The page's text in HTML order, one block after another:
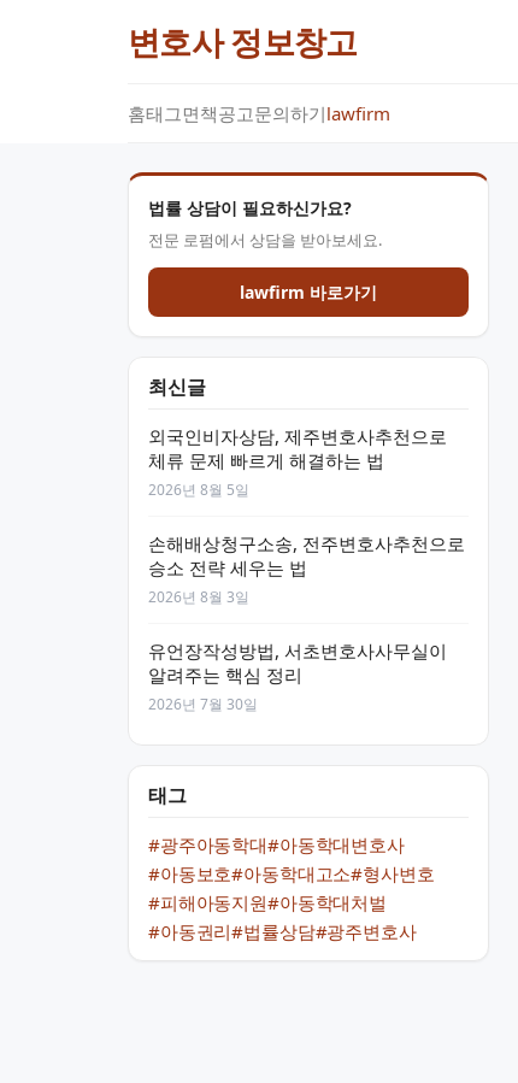
변호사 정보창고
홈태그면책공고문의하기lawfirm
법률 상담이 필요하신가요?
전문 로펌에서 상담을 받아보세요.
lawfirm 바로가기
최신글
외국인비자상담, 제주변호사추천으로
체류 문제 빠르게 해결하는 법
2026년 8월 5일
손해배상청구소송, 전주변호사추천으로
승소 전략 세우는 법
2026년 8월 3일
유언장작성방법, 서초변호사사무실이
알려주는 핵심 정리
2026년 7월 30일
태그
#광주아동학대#아동학대변호사
#아동보호#아동학대고소#형사변호
#피해아동지원#아동학대처벌
#아동권리#법률상담#광주변호사